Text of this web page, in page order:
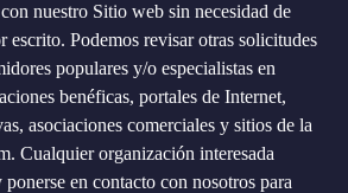
nuestro Sitio web sin necesidad de
escrito. Podemos revisar otras solicitudes
populares y/o especialistas en
benéficas, portales de Internet,
asociaciones comerciales y sitios de la
Cualquier organización interesada
en contacto con nosotros para